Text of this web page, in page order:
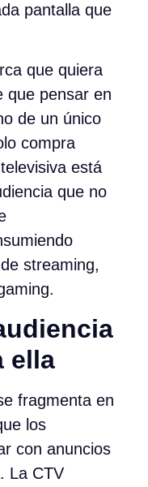
pantalla que
que quiera
que pensar en
de un único
compra
está
que no
streaming,
ella
fragmenta en
los
con anuncios
La CTV